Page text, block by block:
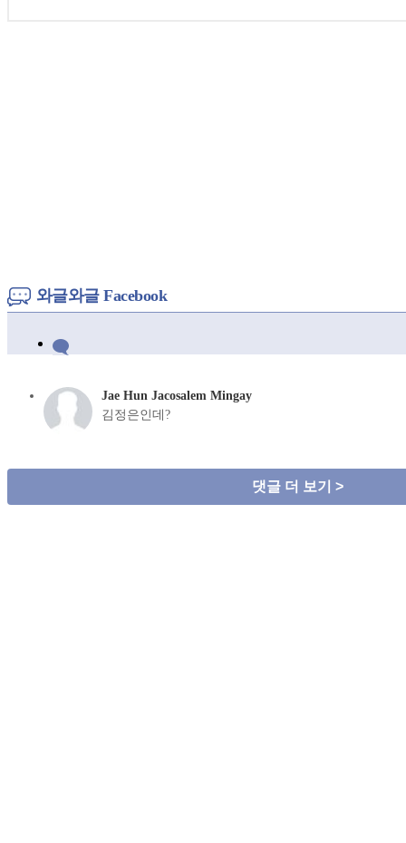
와글와글 Facebook
Jae Hun Jacosalem Mingay
김정은인데?
댓글 더 보기 >